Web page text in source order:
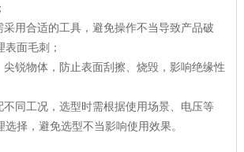
用合适的工具，避免操作不当导致产品破
面毛刺；
锐物体，防止表面刮擦、烧毁，影响绝缘性
同工况，选型时需根据使用场景、电压等
择，避免选型不当影响使用效果。